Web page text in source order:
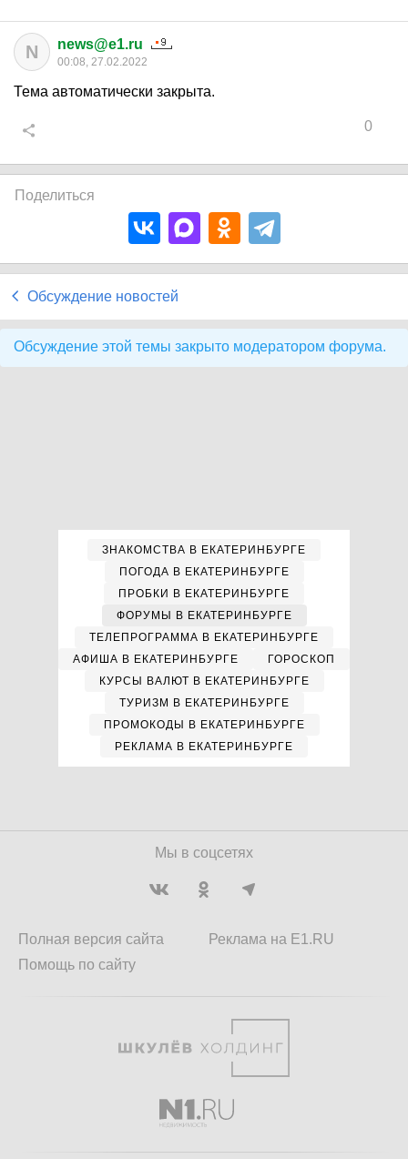
N news@e1.ru
00:08, 27.02.2022
Тема автоматически закрыта.
0
Поделиться
Обсуждение новостей
Обсуждение этой темы закрыто модератором форума.
ЗНАКОМСТВА В ЕКАТЕРИНБУРГЕ
ПОГОДА В ЕКАТЕРИНБУРГЕ
ПРОБКИ В ЕКАТЕРИНБУРГЕ
ФОРУМЫ В ЕКАТЕРИНБУРГЕ
ТЕЛЕПРОГРАММА В ЕКАТЕРИНБУРГЕ
АФИША В ЕКАТЕРИНБУРГЕ
ГОРОСКОП
КУРСЫ ВАЛЮТ В ЕКАТЕРИНБУРГЕ
ТУРИЗМ В ЕКАТЕРИНБУРГЕ
ПРОМОКОДЫ В ЕКАТЕРИНБУРГЕ
РЕКЛАМА В ЕКАТЕРИНБУРГЕ
Мы в соцсетях
Полная версия сайта
Помощь по сайту
Реклама на E1.RU